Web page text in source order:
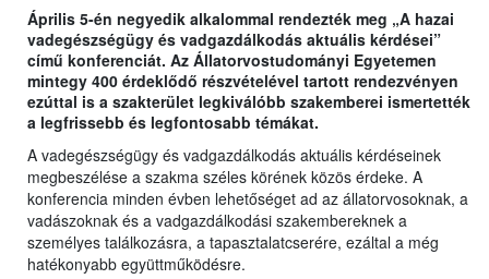
Április 5-én negyedik alkalommal rendezték meg „A hazai
vadegészségügy és vadgazdálkodás aktuális kérdései”
című konferenciát. Az Állatorvostudományi Egyetemen
mintegy 400 érdeklődő részvételével tartott rendezvényen
ezúttal is a szakterület legkiválóbb szakemberei ismertették
a legfrissebb és legfontosabb témákat.
A vadegészségügy és vadgazdálkodás aktuális kérdéseinek
megbeszélése a szakma széles körének közös érdeke. A
konferencia minden évben lehetőséget ad az állatorvosoknak, a
vadászoknak és a vadgazdálkodási szakembereknek a
személyes találkozásra, a tapasztalatcserére, ezáltal a még
hatékonyabb együttműködésre.